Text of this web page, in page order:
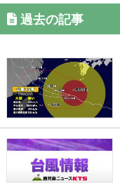
過去の記事